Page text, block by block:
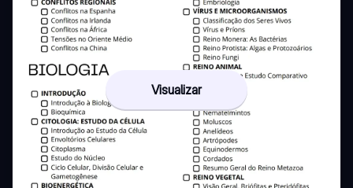
Visualizar